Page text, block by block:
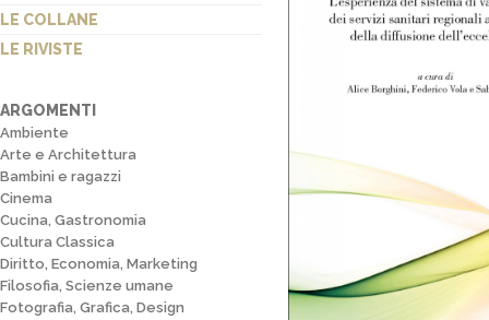
LE COLLANE
LE RIVISTE
ARGOMENTI
Ambiente
Arte e Architettura
Bambini e ragazzi
Cinema
Cucina, Gastronomia
Cultura Classica
Diritto, Economia, Marketing
Filosofia, Scienze umane
Fotografia, Grafica, Design